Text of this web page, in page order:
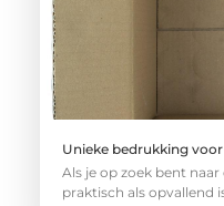
Unieke bedrukking
Als je op zoek bent
praktisch als opvallend